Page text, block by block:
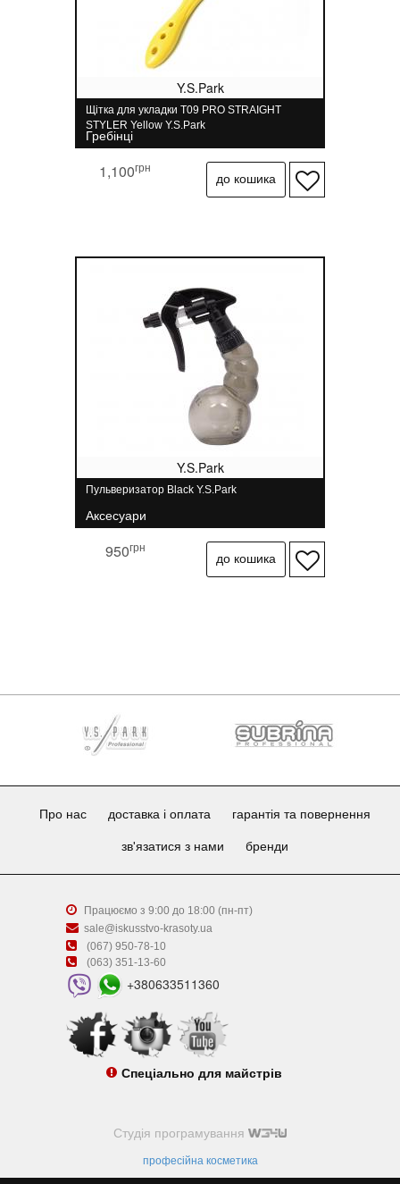
Y.S.Park
Щітка для укладки T09 PRO STRAIGHT
STYLER Yellow Y.S.Park
Гребінці
1,100грн
Y.S.Park
Пульверизатор Black Y.S.Park
Аксесуари
950грн
Про нас доставка і оплата гарантія та повернення
зв'язатися з нами бренди
Працюємо з 9:00 до 18:00 (пн-пт)
sale@iskusstvo-krasoty.ua
(067) 950-78-10
(063) 351-13-60
+380633511360
Спеціально для майстрів
Студія програмування
професійна косметика